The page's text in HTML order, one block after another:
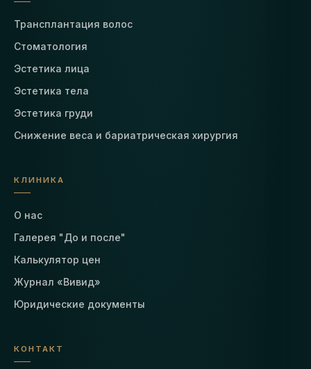
Трансплантация волос
Стоматология
Эстетика лица
Эстетика тела
Эстетика груди
Снижение веса и бариатрическая хирургия
КЛИНИКА
О нас
Галерея "До и после"
Калькулятор цен
Журнал «Вивид»
Юридические документы
КОНТАКТ